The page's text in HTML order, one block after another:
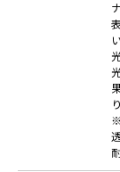
※